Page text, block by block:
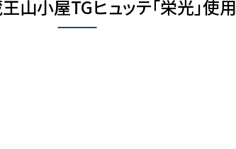
山小屋TGヒュッテ「栄光」使